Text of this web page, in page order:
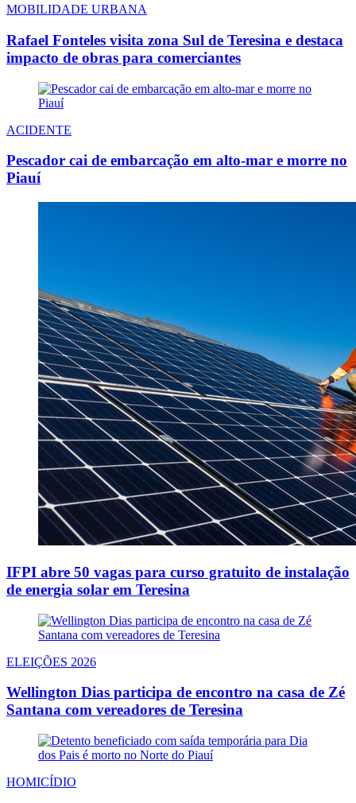
MOBILIDADE URBANA
Rafael Fonteles visita zona Sul de Teresina e destaca
impacto de obras para comerciantes
ACIDENTE
Pescador cai de embarcação em alto-mar e morre no
Piauí
IFPI abre 50 vagas para curso gratuito de instalação
de energia solar em Teresina
ELEIÇÕES 2026
Wellington Dias participa de encontro na casa de Zé
Santana com vereadores de Teresina
HOMICÍDIO